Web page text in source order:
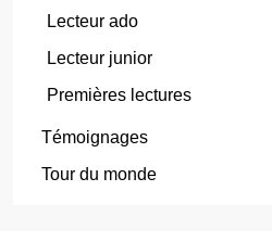
Lecteur ado
Lecteur junior
Premières lectures
Témoignages
Tour du monde